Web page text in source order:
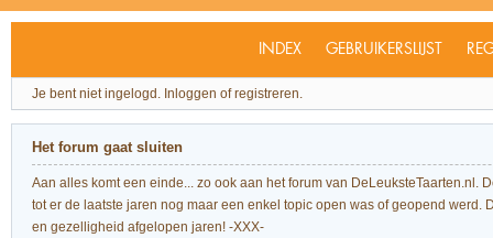
INDEX GEBRUIKERSLIJST
Je bent niet ingelogd. Inloggen of registreren.
Het forum gaat sluiten
Aan alles komt een einde... zo ook aan het forum van
tot er de laatste jaren nog maar een enkel topic open was of geopend
en gezelligheid afgelopen jaren! -XXX-